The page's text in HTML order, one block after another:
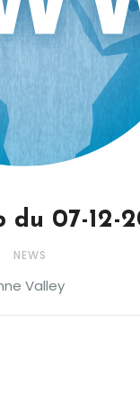
du 07-12-
NEWS
Valley